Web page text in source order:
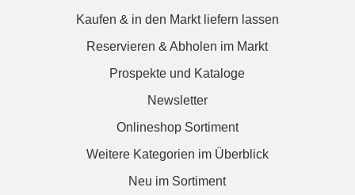
Kaufen & in den Markt liefern lassen
Reservieren & Abholen im Markt
Prospekte und Kataloge
Newsletter
Onlineshop Sortiment
Weitere Kategorien im Überblick
Neu im Sortiment